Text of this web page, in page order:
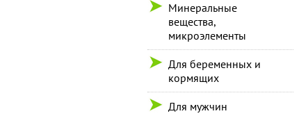
Минеральные
вещества,
микроэлементы
Для беременных и
кормящих
Для мужчин